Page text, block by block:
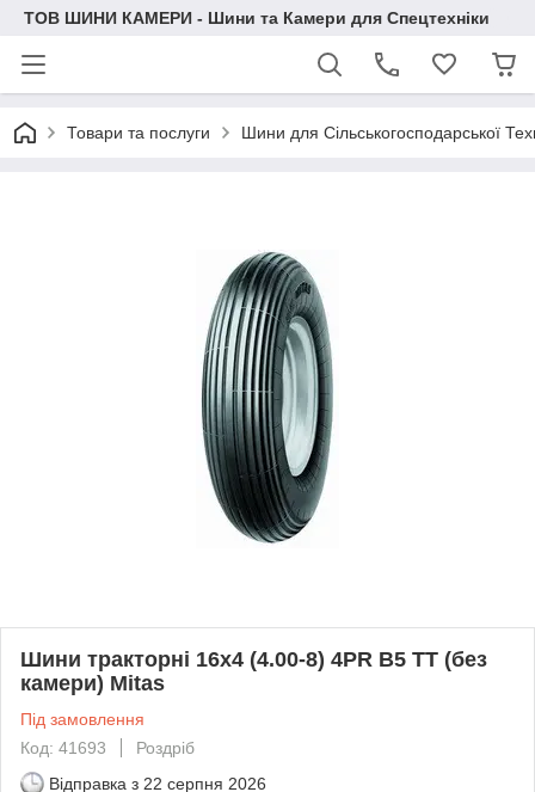
ТОВ ШИНИ КАМЕРИ - Шини та Камери для Спецтехніки
Товари та послуги Шини для Сільськогосподарської
Шини тракторні 16x4 (4.00-8) 4PR B5 TT (без
камери) Mitas
Під замовлення
Код: 41693
Роздріб
Відправка з 22 серпня 2026